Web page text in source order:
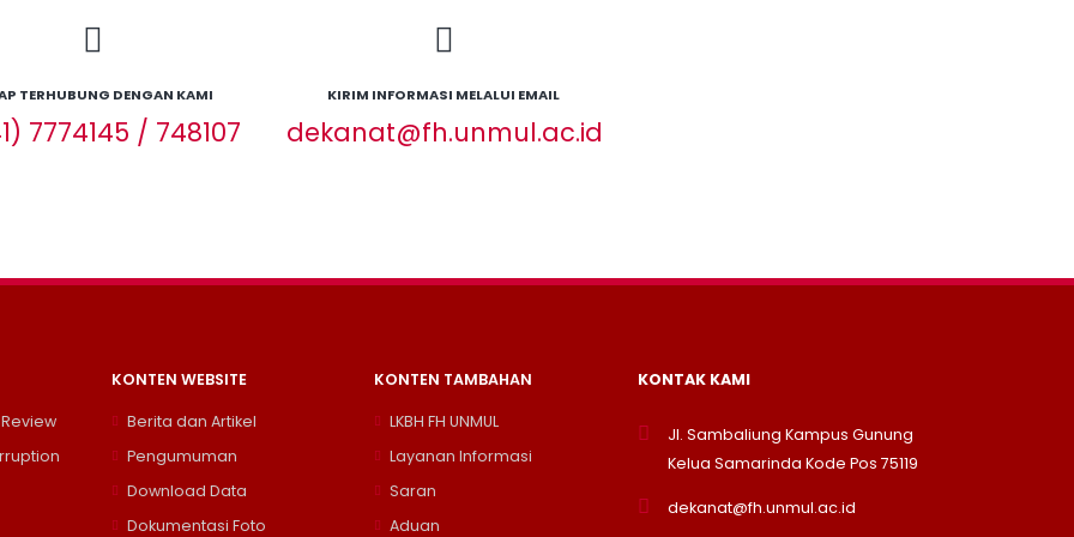
TERHUBUNG DENGAN KAMI
7774145 / 748107
KIRIM INFORMASI MELALUI EMAIL
dekanat@fh.unmul.ac.id
KONTEN WEBSITE
Berita dan Artikel
Pengumuman
Download Data
Dokumentasi Foto
KONTEN TAMBAHAN
LKBH FH UNMUL
Layanan Informasi
Saran
Aduan
KONTAK KAMI
Jl. Sambaliung Kampus Gunung
Kelua Samarinda Kode Pos 75119
dekanat@fh.unmul.ac.id